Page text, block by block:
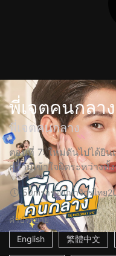
พี่เจตคนกลา
พี่เจตคนกลาง
ตอนที่ 7: ใหม่ดันไปได้ยิน
ความเข้าใจผิดระหว่างทั้
50mราชอาณาจักรไทย
คำบรรยาย
English
繁體中文